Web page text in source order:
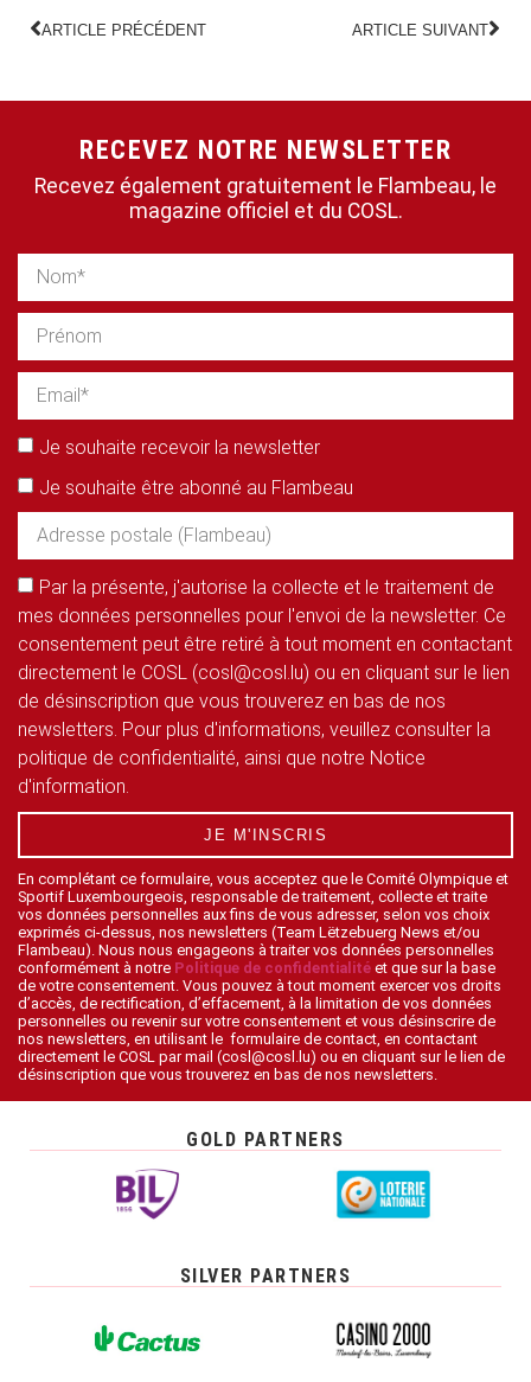
ARTICLE PRÉCÉDENT ARTICLE SUIVANT
RECEVEZ NOTRE NEWSLETTER
Recevez également gratuitement le Flambeau, le
magazine officiel et du COSL.
Je souhaite recevoir la newsletter
Je souhaite être abonné au Flambeau
Par la présente, j'autorise la collecte et le traitement de
mes données personnelles pour l'envoi de la newsletter. Ce
consentement peut être retiré à tout moment en contactant
directement le COSL (cosl@cosl.lu) ou en cliquant sur le lien
de désinscription que vous trouverez en bas de nos
newsletters. Pour plus d'informations, veuillez consulter la
politique de confidentialité, ainsi que notre Notice
d'information.
JE M'INSCRIS
En complétant ce formulaire, vous acceptez que le Comité Olympique et
Sportif Luxembourgeois, responsable de traitement, collecte et traite
vos données personnelles aux fins de vous adresser, selon vos choix
exprimés ci-dessus, nos newsletters (Team Lëtzebuerg News et/ou
Flambeau). Nous nous engageons à traiter vos données personnelles
conformément à notre Politique de confidentialité et que sur la base
de votre consentement. Vous pouvez à tout moment exercer vos droits
d’accès, de rectification, d’effacement, à la limitation de vos données
personnelles ou revenir sur votre consentement et vous désinscrire de
nos newsletters, en utilisant le formulaire de contact, en contactant
directement le COSL par mail (cosl@cosl.lu) ou en cliquant sur le lien de
désinscription que vous trouverez en bas de nos newsletters.
GOLD PARTNERS
SILVER PARTNERS